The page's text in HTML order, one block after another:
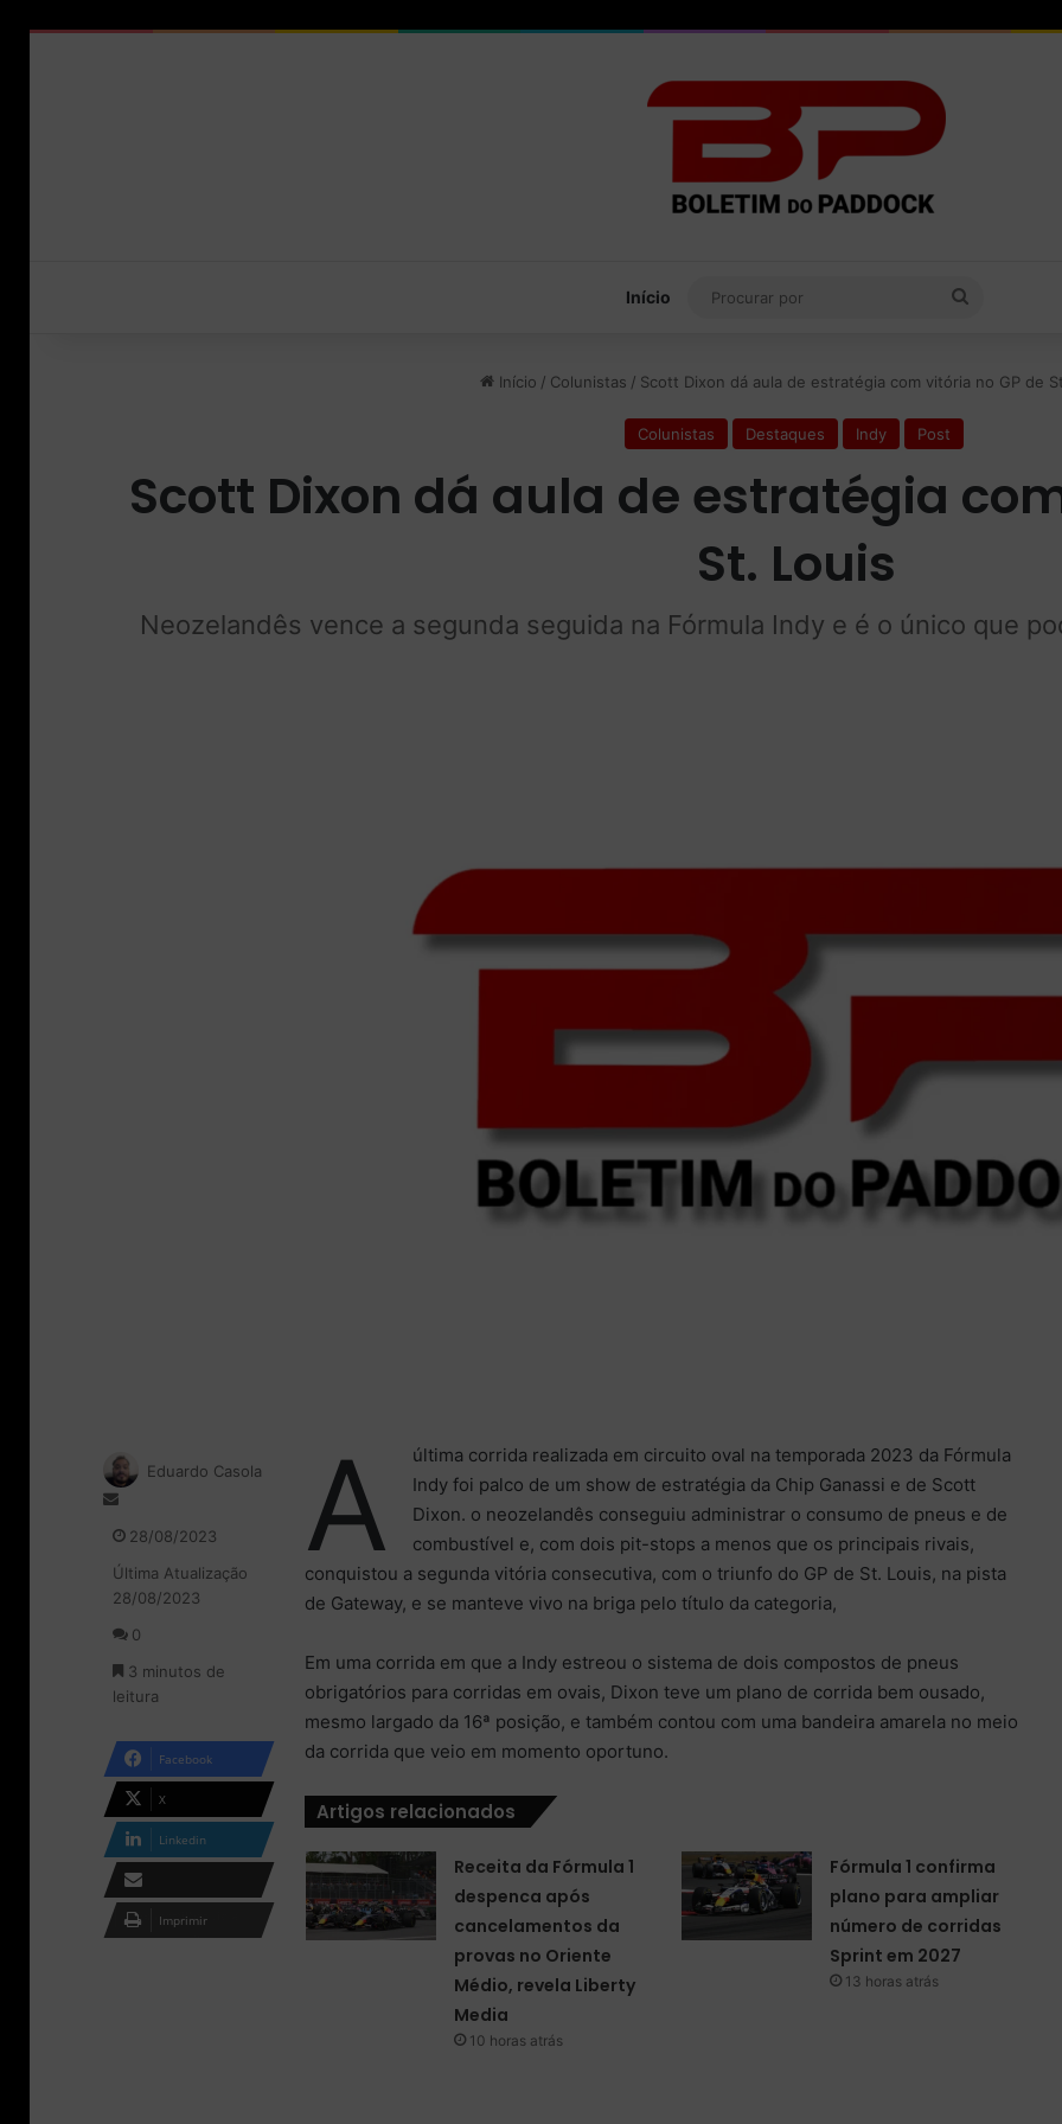
Início
Início / Colunistas / Scott Dixon dá aula de estratégia com vitória no GP de
Colunistas Destaques Indy Post
Scott Dixon dá aula de estratégia
St. Louis
Neozelandês vence a segunda seguida na Fórmula Indy e é o único que
A
última corrida realizada em circuito oval na temporada 2023 da Fórmula
Indy foi palco de um show de estratégia da Chip Ganassi e de Scott
Dixon. o neozelandês conseguiu administrar o consumo de pneus e de
combustível e, com dois pit-stops a menos que os principais rivais,
conquistou a segunda vitória consecutiva, com o triunfo do GP de St. Louis, na pista
de Gateway, e se manteve vivo na briga pelo título da categoria,
Em uma corrida em que a Indy estreou o sistema de dois compostos de pneus
obrigatórios para corridas em ovais, Dixon teve um plano de corrida bem ousado,
mesmo largado da 16ª posição, e também contou com uma bandeira amarela no meio
da corrida que veio em momento oportuno.
Artigos relacionados
Receita da Fórmula 1
despenca após
cancelamentos da
provas no Oriente
Médio, revela Liberty
Media
10 horas atrás
Fórmula 1 confirma
plano para ampliar
número de corridas
Sprint em 2027
13 horas atrás
Eduardo Casola
d
e
e
-
i
28/08/2023
Última Atualização
28/08/2023
0
3 minutos de
leitura
Facebook
X
Linkedin
Compartilhar via e-
mail
Imprimir